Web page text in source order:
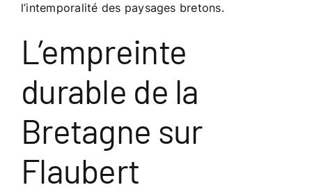
l’intemporalité des paysages bretons.
L’empreinte
durable de la
Bretagne sur
Flaubert